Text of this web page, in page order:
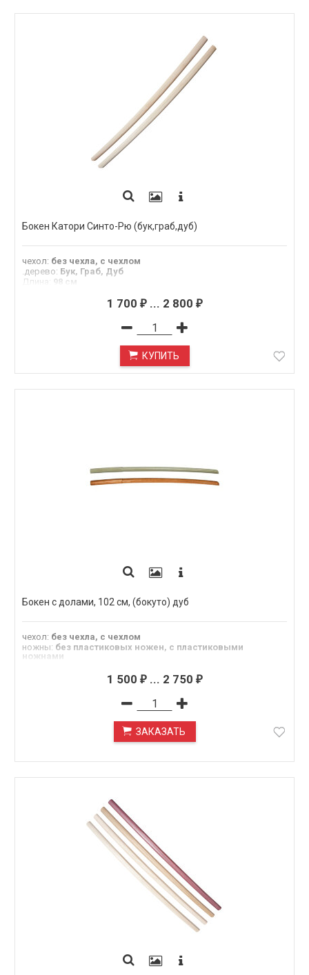
Бокен Катори Синто-Рю (бук,граб,дуб)
чехол: без чехла, с чехлом
.дерево: Бук, Граб, Дуб
Длина
98 см
1 700 ₽... 2 800 ₽
КУПИТЬ
Бокен с долами, 102 см, (бокуто) дуб
чехол: без чехла, с чехлом
ножны: без пластиковых ножен, с пластиковыми
ножнами
1 500 ₽... 2 750 ₽
ЗАКАЗАТЬ